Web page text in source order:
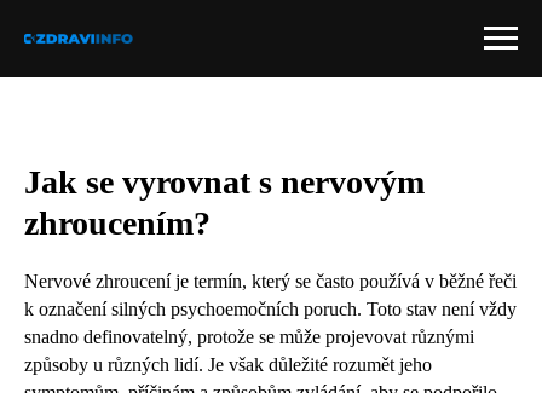
Jak se vyrovnat s nervovým
zhroucením?
Nervové zhroucení je termín, který se často používá v běžné řeči
k označení silných psychoemočních poruch. Toto stav není vždy
snadno definovatelný, protože se může projevovat různými
způsoby u různých lidí. Je však důležité rozumět jeho